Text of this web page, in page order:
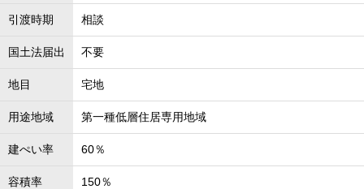
引渡時期 相談
国土法届出 不要
地目 宅地
用途地域 第一種低層住居専用地域
建ぺい率 60％
容積率 150％